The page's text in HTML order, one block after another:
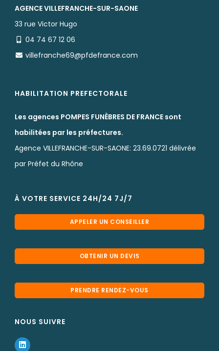
AGENCE VILLEFRANCHE-SUR-SAONE
33 rue Victor Hugo
04 74 67 12 06
villefranche69@pfdefrance.com
HABILITATION PREFECTORALE
Les agences POMPES FUNÈBRES DE FRANCE sont
habilitées par les préfectures.
Agence VILLEFRANCHE-SUR-SAONE: 23.69.0721 délivrée
par Préfet du Rhône
À VOTRE SERVICE 24H/24 7J/7
APPELER UN CONSEILLER
OBTENIR UN DEVIS
PRENDRE RENDEZ-VOUS
NOUS SUIVRE